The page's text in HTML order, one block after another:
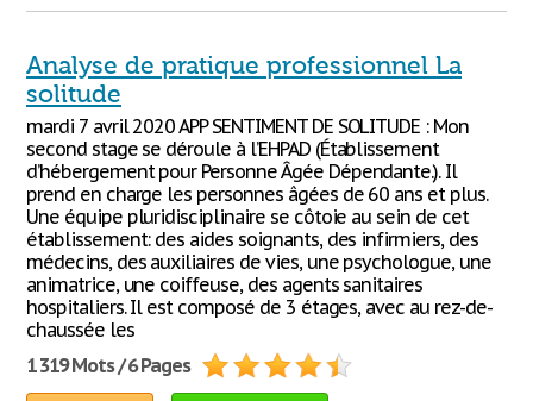
Analyse de pratique professionnel La
solitude
mardi 7 avril 2020 APP SENTIMENT DE SOLITUDE : Mon
second stage se déroule à l’EHPAD (Établissement
d’hébergement pour Personne Âgée Dépendante.). Il
prend en charge les personnes âgées de 60 ans et plus.
Une équipe pluridisciplinaire se côtoie au sein de cet
établissement: des aides soignants, des infirmiers, des
médecins, des auxiliaires de vies, une psychologue, une
animatrice, une coiffeuse, des agents sanitaires
hospitaliers. Il est composé de 3 étages, avec au rez-de-
chaussée les
1 319 Mots / 6 Pages